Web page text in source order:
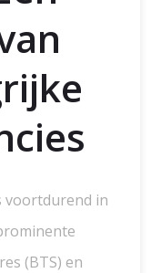
voortdurend in
(BTS) en